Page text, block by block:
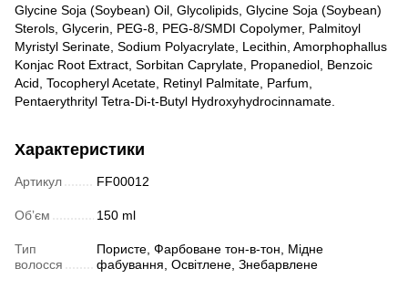
Glycine Soja (Soybean) Oil, Glycolipids, Glycine Soja (Soybean)
Sterols, Glycerin, PEG-8, PEG-8/SMDI Copolymer, Palmitoyl
Myristyl Serinate, Sodium Polyacrylate, Lecithin, Amorphophallus
Konjac Root Extract, Sorbitan Caprylate, Propanediol, Benzoic
Acid, Tocopheryl Acetate, Retinyl Palmitate, Parfum,
Pentaerythrityl Tetra-Di-t-Butyl Hydroxyhydrocinnamate.
Характеристики
Артикул FF00012
Обʼєм 150 ml
Тип
волосся
Пористе, Фарбоване тон-в-тон, Мідне
фабування, Освітлене, Знебарвлене